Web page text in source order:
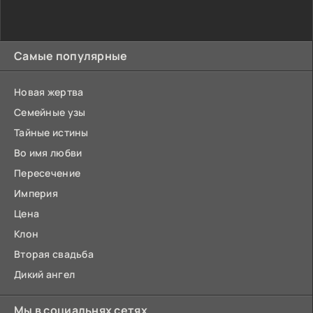
Самые популярные
Новая жертва
Семейные узы
Тайные истины
Во имя любви
Пересечение
Империя
Цена
Клон
Вторая свадьба
Дикий ангел